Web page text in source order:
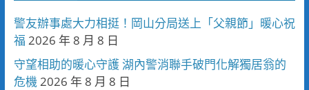
警友辦事處大力相挺！岡山分局送上「父親節」暖心祝
福 2026 年 8 月 8 日
守望相助的暖心守護 湖內警消聯手破門化解獨居翁的
危機 2026 年 8 月 8 日